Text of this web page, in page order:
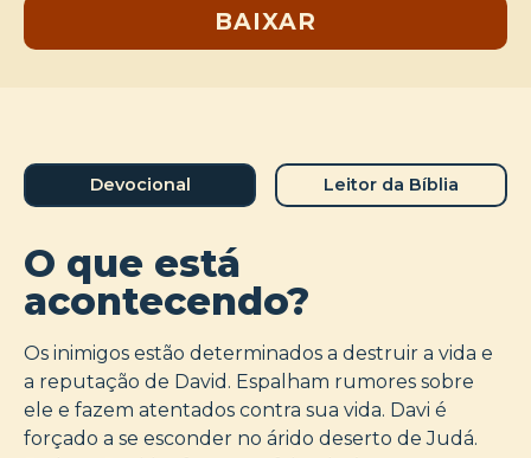
BAIXAR
Devocional Leitor da Bíblia
O que está
acontecendo?
Os inimigos estão determinados a destruir a vida e
a reputação de David. Espalham rumores sobre
ele e fazem atentados contra sua vida. Davi é
forçado a se esconder no árido deserto de Judá.